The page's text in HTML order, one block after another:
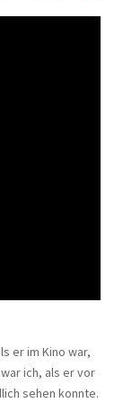
er im Kino war,
ich, als er vor
sehen konnte.